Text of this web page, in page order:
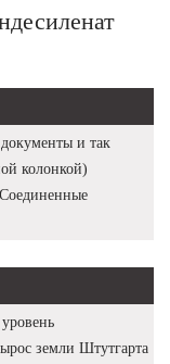
и так
колонкой)
Соединенные
земли Штутгарта